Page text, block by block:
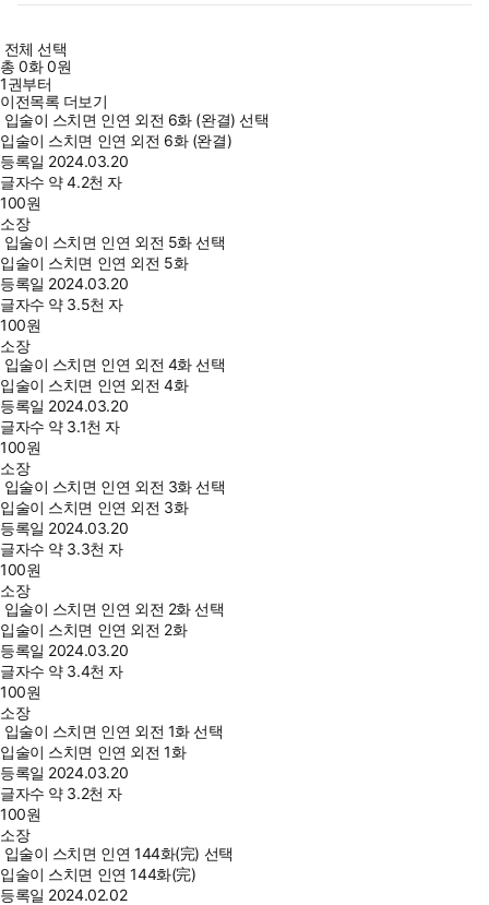
전체 선택
총0화0원
1권부터
이전목록 더보기
입술이 스치면 인연 외전 6화 (완결) 선택
입술이 스치면 인연 외전 6화 (완결)
등록일 2024.03.20
글자수 약 4.2천 자
100원
소장
입술이 스치면 인연 외전 5화 선택
입술이 스치면 인연 외전 5화
등록일 2024.03.20
글자수 약 3.5천 자
100원
소장
입술이 스치면 인연 외전 4화 선택
입술이 스치면 인연 외전 4화
등록일 2024.03.20
글자수 약 3.1천 자
100원
소장
입술이 스치면 인연 외전 3화 선택
입술이 스치면 인연 외전 3화
등록일 2024.03.20
글자수 약 3.3천 자
100원
소장
입술이 스치면 인연 외전 2화 선택
입술이 스치면 인연 외전 2화
등록일 2024.03.20
글자수 약 3.4천 자
100원
소장
입술이 스치면 인연 외전 1화 선택
입술이 스치면 인연 외전 1화
등록일 2024.03.20
글자수 약 3.2천 자
100원
소장
입술이 스치면 인연 144화(完) 선택
입술이 스치면 인연 144화(完)
등록일 2024.02.02